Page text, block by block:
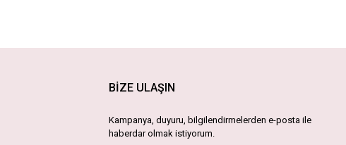
BİZE ULAŞIN
Kampanya, duyuru, bilgilendirmelerden e-posta ile
haberdar olmak istiyorum.